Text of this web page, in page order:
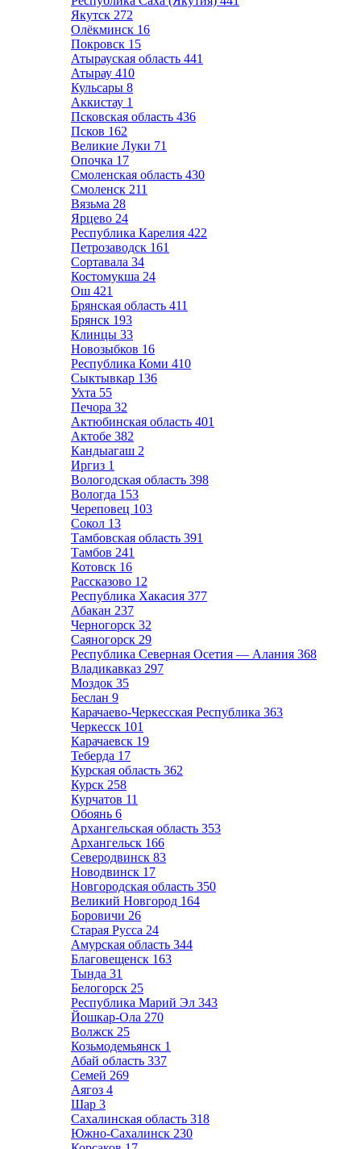
Якутск 272
Олёкминск 16
Покровск 15
Атырауская область 441
Атырау 410
Кульсары 8
Аккистау 1
Псковская область 436
Псков 162
Великие Луки 71
Опочка 17
Смоленская область 430
Смоленск 211
Вязьма 28
Ярцево 24
Республика Карелия 422
Петрозаводск 161
Сортавала 34
Костомукша 24
Ош 421
Брянская область 411
Брянск 193
Клинцы 33
Новозыбков 16
Республика Коми 410
Сыктывкар 136
Ухта 55
Печора 32
Актюбинская область 401
Актобе 382
Кандыагаш 2
Иргиз 1
Вологодская область 398
Вологда 153
Череповец 103
Сокол 13
Тамбовская область 391
Тамбов 241
Котовск 16
Рассказово 12
Республика Хакасия 377
Абакан 237
Черногорск 32
Саяногорск 29
Республика Северная Осетия — Алания 368
Владикавказ 297
Моздок 35
Беслан 9
Карачаево-Черкесская Республика 363
Черкесск 101
Карачаевск 19
Теберда 17
Курская область 362
Курск 258
Курчатов 11
Обоянь 6
Архангельская область 353
Архангельск 166
Северодвинск 83
Новодвинск 17
Новгородская область 350
Великий Новгород 164
Боровичи 26
Старая Русса 24
Амурская область 344
Благовещенск 163
Тында 31
Белогорск 25
Республика Марий Эл 343
Йошкар-Ола 270
Волжск 25
Козьмодемьянск 1
Абай область 337
Семей 269
Аягоз 4
Шар 3
Сахалинская область 318
Южно-Сахалинск 230